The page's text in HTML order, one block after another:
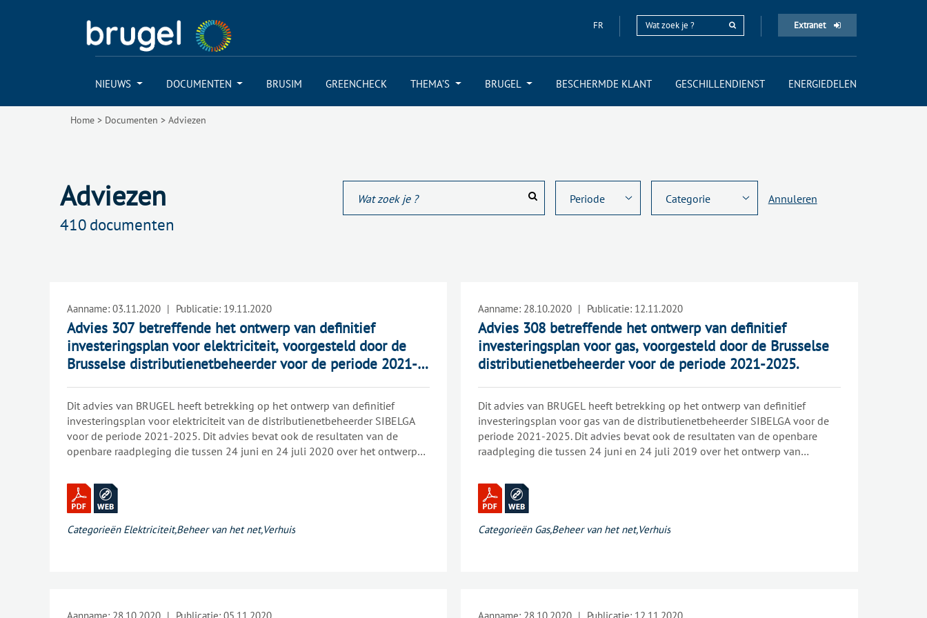
FR Extranet
NIEUWS DOCUMENTEN BRUSIM GREENCHECK THEMA’S BRUGEL BESCHERMDE KLANT GESCHILLENDIENST ENERGIEDELEN
Home > Documenten > Adviezen
Adviezen Annuleren
410 documenten
Aanname: 03.11.2020 | Publicatie: 19.11.2020
Advies 307 betreffende het ontwerp van definitief
investeringsplan voor elektriciteit, voorgesteld door de
Brusselse distributienetbeheerder voor de periode 2021-
Dit advies van BRUGEL heeft betrekking op het ontwerp van definitief
investeringsplan voor elektriciteit van de distributienetbeheerder SIBELGA
voor de periode 2021-2025. Dit advies bevat ook de resultaten van de
openbare raadpleging die tussen 24 juni en 24 juli 2020 over het ontwerp
onder meer onderzocht of de door SIBELGA voorgestelde investeringen het
mogelijk maken om de bevoorradingszekerheid en de
bevoorradingskwaliteit voor de netgebruikers te garanderen. BRUGEL is ook
nagegaan of bepaalde investeringen in overeenstemming zijn met het
Categorieën Elektriciteit,Beheer van het net,Verhuis
Aanname: 28.10.2020 | Publicatie: 12.11.2020
Advies 308 betreffende het ontwerp van definitief
investeringsplan voor gas, voorgesteld door de Brusselse
distributienetbeheerder voor de periode 2021-2025.
Dit advies van BRUGEL heeft betrekking op het ontwerp van definitief
investeringsplan voor gas van de distributienetbeheerder SIBELGA voor de
periode 2021-2025. Dit advies bevat ook de resultaten van de openbare
raadpleging die tussen 24 juni en 24 juli 2019 over het ontwerp van
meer onderzocht of de door SIBELGA voorgestelde investeringen het
mogelijk maken om de bevoorradingszekerheid en de kwaliteit van de
bevoorrading aan de netgebruikers te garanderen. BRUGEL is ook nagegaan
of bepaalde investeringen in overeenstemming zijn met het wettelijke kader.
Categorieën Gas,Beheer van het net,Verhuis